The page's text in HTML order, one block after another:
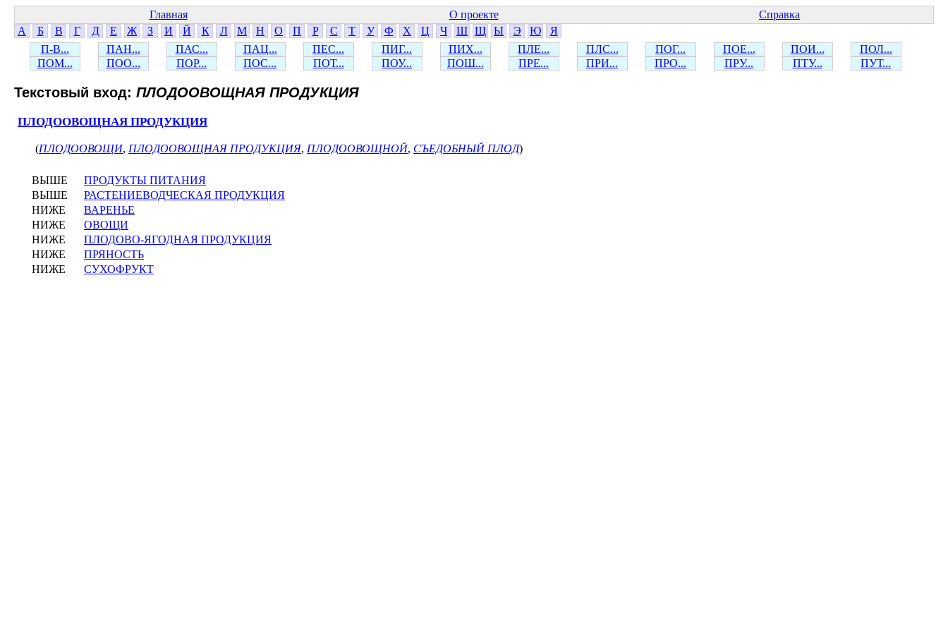
Главная О проекте
Справка
А
Б В Г Д Е Ж З И Й К Л М Н О П Р С Т У Ф Х Ц Ч Ш Щ Ы Э Ю
Я
П-В...
ПАН... ПАС... ПАЦ... ПЕС... ПИГ... ПИХ... ПЛЕ... ПЛС... ПОГ... ПОЕ... ПОИ...
ПОЛ...
ПОМ...
ПОО... ПОР... ПОС... ПОТ... ПОУ... ПОШ... ПРЕ... ПРИ... ПРО... ПРУ... ПТУ... ПУТ...
Текстовый вход: ПЛОДООВОЩНАЯ ПРОДУКЦИЯ
ПЛОДООВОЩНАЯ ПРОДУКЦИЯ
(ПЛОДООВОЩИ, ПЛОДООВОЩНАЯ ПРОДУКЦИЯ, ПЛОДООВОЩНОЙ, СЪЕДОБНЫЙ ПЛОД)
ВЫШЕ
ПРОДУКТЫ ПИТАНИЯ
ВЫШЕ
РАСТЕНИЕВОДЧЕСКАЯ ПРОДУКЦИЯ
НИЖЕ
ВАРЕНЬЕ
НИЖЕ
ОВОЩИ
НИЖЕ
ПЛОДОВО-ЯГОДНАЯ ПРОДУКЦИЯ
НИЖЕ
ПРЯНОСТЬ
НИЖЕ
СУХОФРУКТ